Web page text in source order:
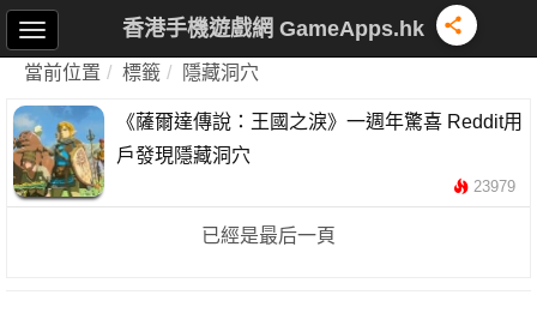
香港手機遊戲網 GameApps.hk
當前位置 標籤 隱藏洞穴
《薩爾達傳說：王國之淚》一週年驚喜 Reddit用
戶發現隱藏洞穴
23979
已經是最后一頁